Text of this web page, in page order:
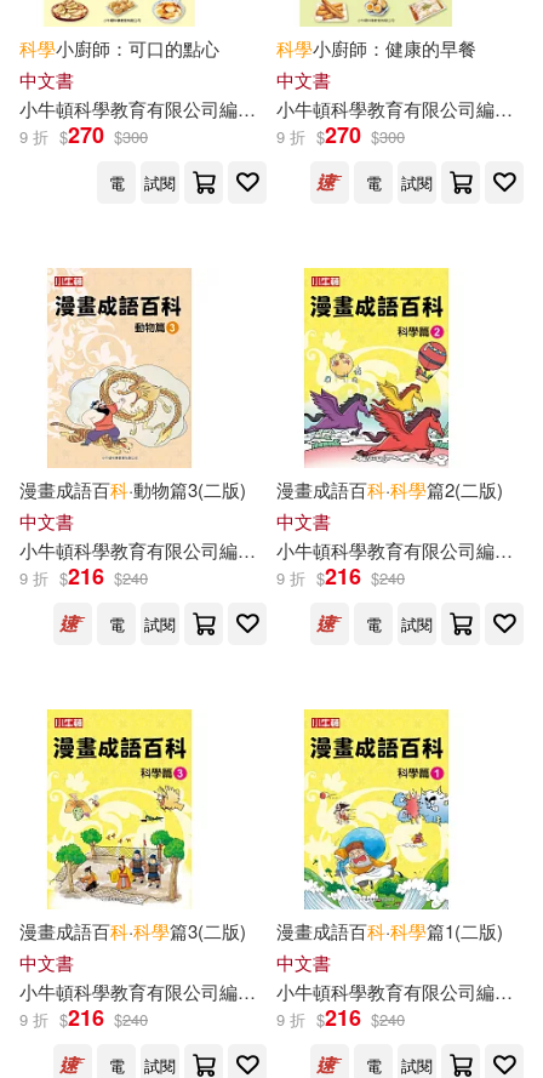
科學小廚師：可口的點心
中文書
小牛頓科學教育有限公司編輯 團隊 碳十四圖像設計 閃揚容
9 折 $270 $300
電
試閱
科學小廚師：健康的早餐
中文書
小牛頓科學教育有限公司編輯
9 折 $270 $300
電
試閱
漫畫成語百科·動物篇3(二版)
中文書
小牛頓科學教育有限公司編輯 團隊
9 折 $216 $240
電
試閱
漫畫成語百科·科學篇2(二版)
中文書
小牛頓科學教育有限公司編輯
9 折 $216 $240
電
試閱
漫畫成語百科·科學篇3(二版)
中文書
小牛頓科學教育有限公司編輯 團隊
9 折 $216 $240
電
試閱
漫畫成語百科·科學篇1(二版)
中文書
小牛頓科學教育有限公司編輯
9 折 $216 $240
電
試閱